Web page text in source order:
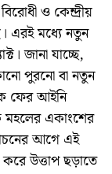
ও কেন্দ্রীয়
এরই মধ্যে নতুন
জানা যাচ্ছে,
পুরনো বা নতুন
ফের আইনি
মহলের একাংশের
আগে এই
উত্তাপ ছড়াতে